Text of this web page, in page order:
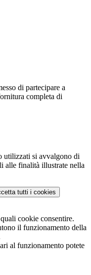
di partecipare a
completa di
utilizzati si avvalgono di
alle finalità illustrate nella
tutti i cookies
cookie consentire.
il funzionamento della
al funzionamento potete